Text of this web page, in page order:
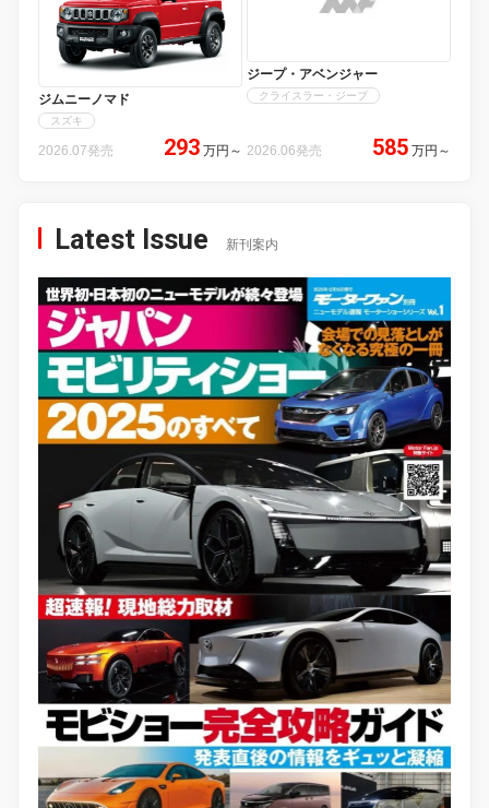
ジムニーノマド
スズキ
2026.07発売 293 万円 ～
ジープ・アベンジャー
クライスラー・ジープ
2026.06発売 585 万円 ～
Latest Issue 新刊案内